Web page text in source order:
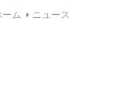
ーム ニュース